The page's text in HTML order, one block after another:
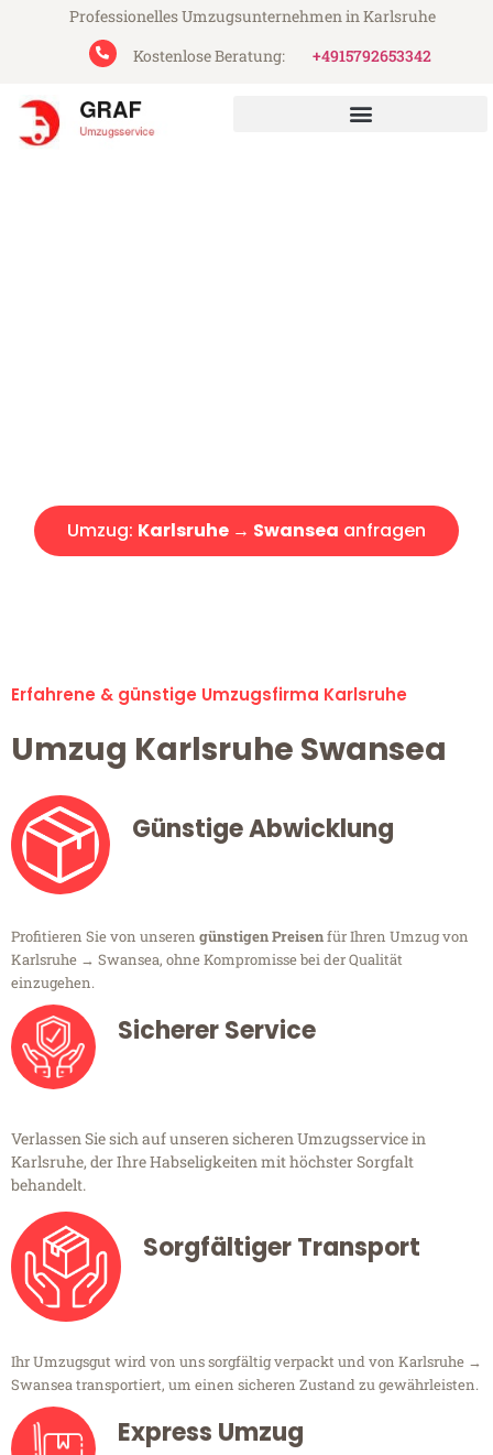
Professionelles Umzugsunternehmen in Karlsruhe
Kostenlose Beratung:
+4915792653342
Umzug: Karlsruhe → Swansea anfragen
Erfahrene & günstige Umzugsfirma Karlsruhe
Umzug Karlsruhe Swansea
Günstige Abwicklung
Profitieren Sie von unseren günstigen Preisenfür Ihren Umzug von
Karlsruhe → Swansea, ohne Kompromisse bei der Qualität
einzugehen.
Sicherer Service
Verlassen Sie sich auf unseren sicheren Umzugsservice in
Karlsruhe, der Ihre Habseligkeiten mit höchster Sorgfalt
behandelt.
Sorgfältiger Transport
Ihr Umzugsgut wird von uns sorgfältig verpackt und von Karlsruhe →
Swansea transportiert, um einen sicheren Zustand zu gewährleisten.
Express Umzug